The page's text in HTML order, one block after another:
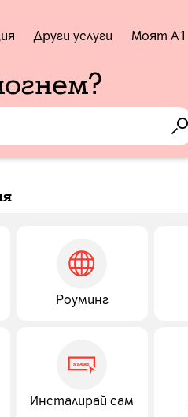
Други услуги Моят А1
Роуминг
Инсталирай сам